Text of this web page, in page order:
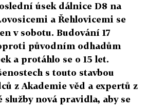
úsek dálnice D8 na
a Řehlovicemi se
v sobotu. Budování 17
původním odhadům
a protáhlo se o 15 let.
s touto stavbou
z Akademie věd a expertů z
služby nová pravidla, aby se